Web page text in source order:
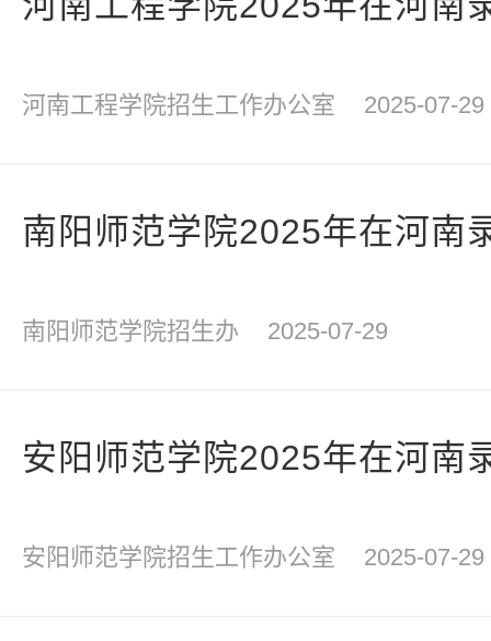
河南工程学院招生工作办公室 2025-07-29
南阳师范学院2025年在河南
南阳师范学院招生办 2025-07-29
安阳师范学院2025年在河南
安阳师范学院招生工作办公室 2025-07-29